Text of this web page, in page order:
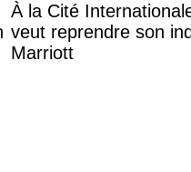
À la Cité
veut reprendre son
Marriott